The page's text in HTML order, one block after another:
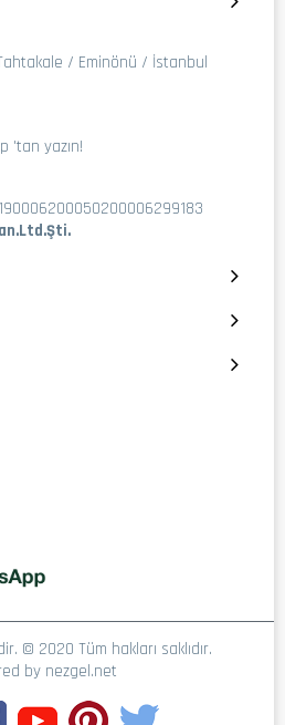
/ Eminönü / İstanbul
'tan yazın!
© 2020 Tüm hakları saklıdır.
by nezgel.net